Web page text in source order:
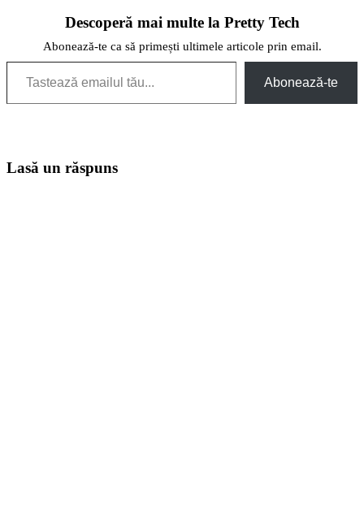
Descoperă mai multe la Pretty Tech
Abonează-te ca să primești ultimele articole prin email.
Tastează emailul tău...
Abonează-te
Lasă un răspuns